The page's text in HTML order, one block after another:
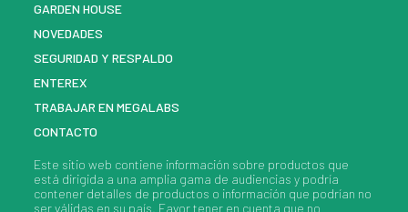
GARDEN HOUSE
NOVEDADES
SEGURIDAD Y RESPALDO
ENTEREX
TRABAJAR EN MEGALABS
CONTACTO
Este sitio web contiene información sobre productos que
está dirigida a una amplia gama de audiencias y podría
contener detalles de productos o información que podrían no
ser válidas en su país. Favor tener en cuenta que no